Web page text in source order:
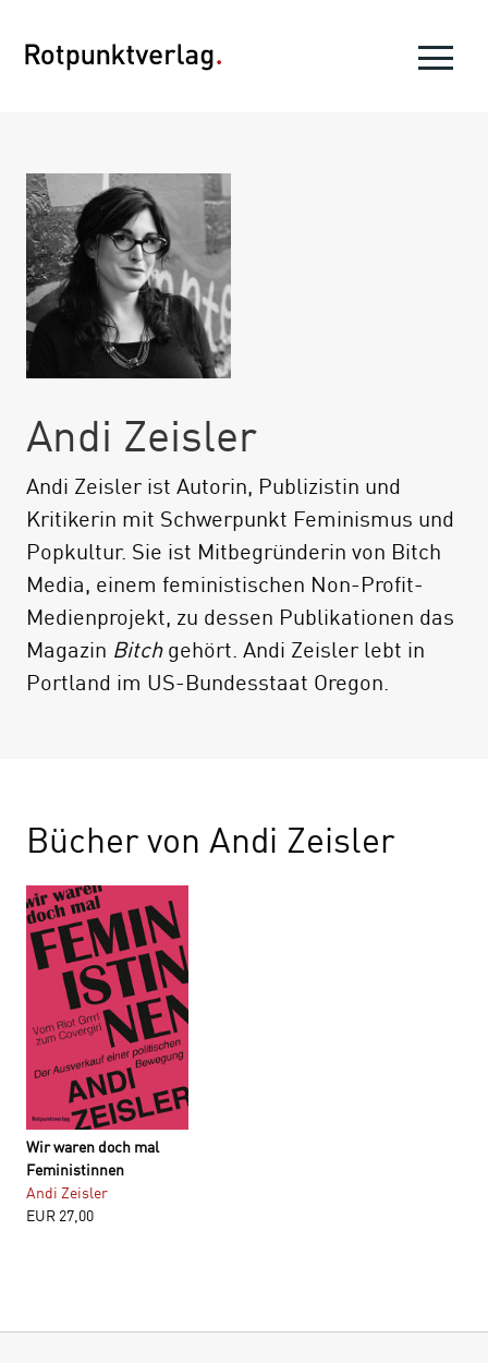
Andi Zeisler
Andi Zeisler ist Autorin, Publizistin und
Kritikerin mit Schwerpunkt Feminismus und
Popkultur. Sie ist Mitbegründerin von Bitch
Media, einem feministischen Non-Profit-
Medienprojekt, zu dessen Publikationen das
Magazin Bitchgehört. Andi Zeisler lebt in
Portland im US-Bundesstaat Oregon.
Bücher von Andi Zeisler
Wir waren doch mal
Feministinnen
Andi Zeisler
EUR 27,00